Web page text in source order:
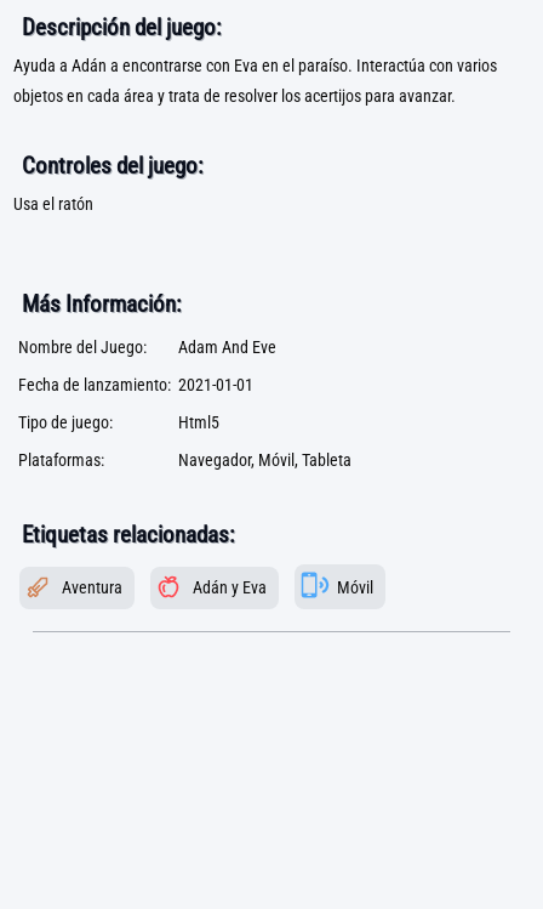
Descripción del juego:
Ayuda a Adán a encontrarse con Eva en el paraíso. Interactúa con varios
objetos en cada área y trata de resolver los acertijos para avanzar.
Controles del juego:
Usa el ratón
Más Información:
Nombre del Juego:
Adam And Eve
Fecha de lanzamiento: 2021-01-01
Tipo de juego:
Html5
Plataformas:
Navegador, Móvil, Tableta
Etiquetas relacionadas:
Aventura Adán y Eva Móvil